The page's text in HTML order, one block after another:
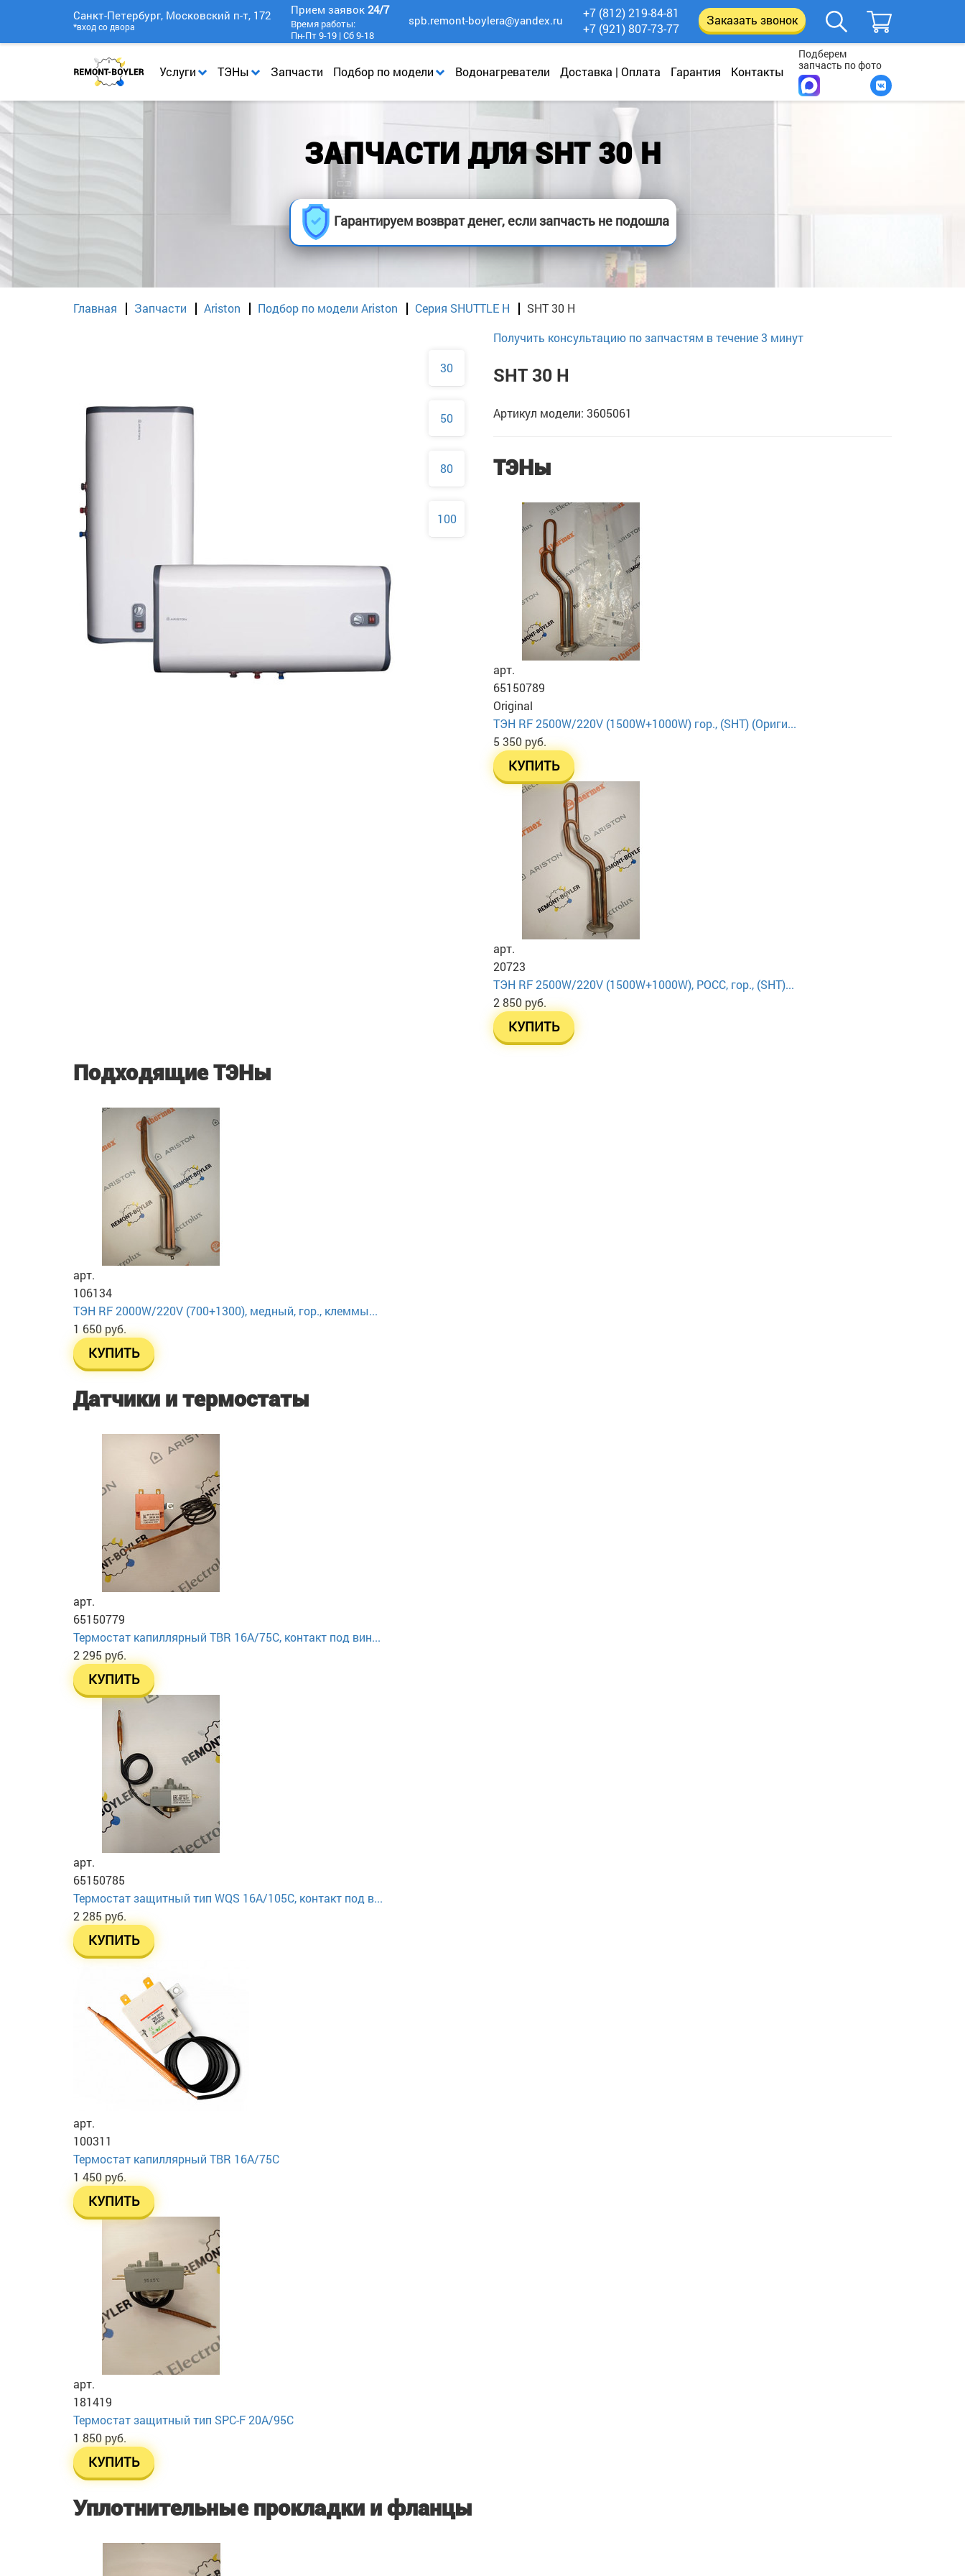
Услуги ТЭНы Запчасти Подбор по модели Водонагреватели Доставка | Оплата Гарантия Контакты
Подберем
запчасть по фото
Санкт-Петербург, Московский п-т, 172
*вход со двора
Прием заявок 24/7
Время работы:
Пн-Пт 9-19 | Сб 9-18
spb.remont-boylera@yandex.ru
+7 (812) 219-84-81
+7 (921) 807-73-77
Заказать звонок
ЗАПЧАСТИ ДЛЯ SHT 30 H
Гарантируем возврат денег, если запчасть не подошла
Главная Запчасти Ariston Подбор по модели Ariston Серия SHUTTLE H SHT 30 H
30
50
80
100
Получить консультацию по запчастям в течение 3 минут
SHT 30 H
Артикул модели: 3605061
ТЭНы
арт.
65150789
Original
ТЭН RF 2500W/220V (1500W+1000W) гор., (SHT) (Ориги...
5 350 руб.
КУПИТЬ
арт.
20723
ТЭН RF 2500W/220V (1500W+1000W), РОСС, гор., (SHT)...
2 850 руб.
КУПИТЬ
Подходящие ТЭНы
арт.
106134
ТЭН RF 2000W/220V (700+1300), медный, гор., клеммы...
1 650 руб.
КУПИТЬ
Датчики и термостаты
арт.
65150779
Термостат капиллярный TBR 16A/75C, контакт под вин...
2 295 руб.
КУПИТЬ
арт.
65150785
Термостат защитный тип WQS 16A/105C, контакт под в...
2 285 руб.
КУПИТЬ
арт.
100311
Термостат капиллярный TBR 16A/75C
1 450 руб.
КУПИТЬ
арт.
181419
Термостат защитный тип SPC-F 20A/95C
1 850 руб.
КУПИТЬ
Уплотнительные прокладки и фланцы